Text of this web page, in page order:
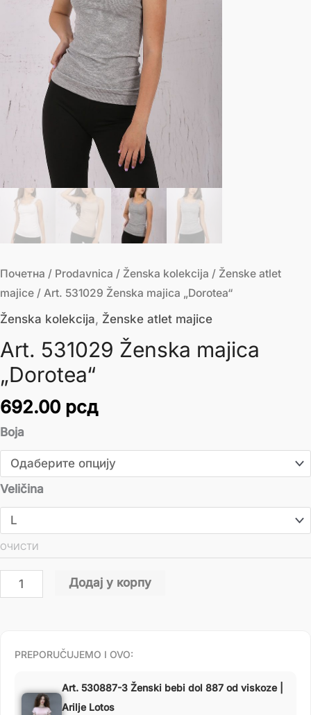
Почетна / Prodavnica / Ženska kolekcija / Ženske atlet
majice / Art. 531029 Ženska majica „Dorotea“
Ženska kolekcija, Ženske atlet majice
Art. 531029 Ženska majica
„Dorotea“
692.00 рсд
Boja
Veličina
ОЧИСТИ
Додај у корпу
PREPORUČUJEMO I OVO:
Art. 530887-3 Ženski bebi dol 887 od viskoze |
Arilje Lotos